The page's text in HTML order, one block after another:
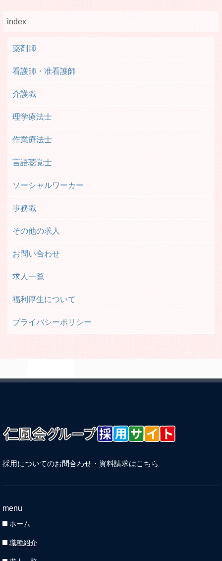
index
薬剤師
看護師・准看護師
介護職
理学療法士
作業療法士
言語聴覚士
ソーシャルワーカー
事務職
その他の求人
お問い合わせ
求人一覧
福利厚生について
プライバシーポリシー
採用についてのお問合わせ・資料請求はこちら
menu
ホーム
職種紹介